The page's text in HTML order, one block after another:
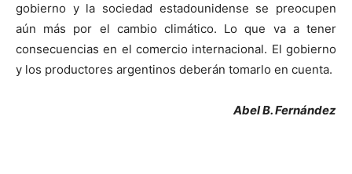
gobierno y la sociedad estadounidense se preocupen
aún más por el cambio climático. Lo que va a tener
consecuencias en el comercio internacional. El gobierno
y los productores argentinos deberán tomarlo en cuenta.
Abel B. Fernández